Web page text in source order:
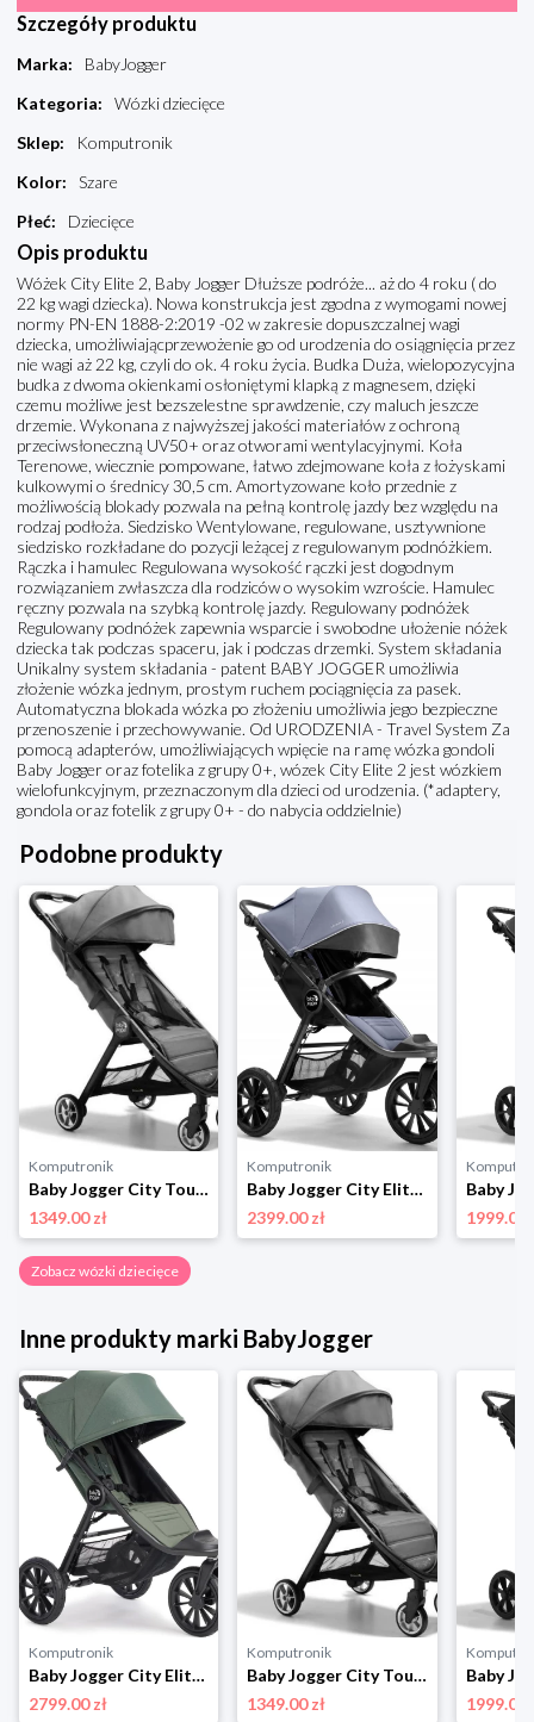
Szczegóły produktu
Marka:
BabyJogger
Kategoria:
Wózki dziecięce
Sklep:
Komputronik
Kolor:
Szare
Płeć: Dziecięce
Opis produktu
Wóżek City Elite 2, Baby Jogger Dłuższe podróże... aż do 4 roku ( do
22 kg wagi dziecka). Nowa konstrukcja jest zgodna z wymogami nowej
normy PN-EN 1888-2:2019 -02 w zakresie dopuszczalnej wagi
dziecka, umożliwiającprzewożenie go od urodzenia do osiągnięcia przez
nie wagi aż 22 kg, czyli do ok. 4 roku życia. Budka Duża, wielopozycyjna
budka z dwoma okienkami osłoniętymi klapką z magnesem, dzięki
czemu możliwe jest bezszelestne sprawdzenie, czy maluch jeszcze
drzemie. Wykonana z najwyższej jakości materiałów z ochroną
przeciwsłoneczną UV50+ oraz otworami wentylacyjnymi. Koła
Terenowe, wiecznie pompowane, łatwo zdejmowane koła z łożyskami
kulkowymi o średnicy 30,5 cm. Amortyzowane koło przednie z
możliwością blokady pozwala na pełną kontrolę jazdy bez względu na
rodzaj podłoża. Siedzisko Wentylowane, regulowane, usztywnione
siedzisko rozkładane do pozycji leżącej z regulowanym podnóżkiem.
Rączka i hamulec Regulowana wysokość rączki jest dogodnym
rozwiązaniem zwłaszcza dla rodziców o wysokim wzroście. Hamulec
ręczny pozwala na szybką kontrolę jazdy. Regulowany podnóżek
Regulowany podnóżek zapewnia wsparcie i swobodne ułożenie nóżek
dziecka tak podczas spaceru, jak i podczas drzemki. System składania
Unikalny system składania - patent BABY JOGGER umożliwia
złożenie wózka jednym, prostym ruchem pociągnięcia za pasek.
Automatyczna blokada wózka po złożeniu umożliwia jego bezpieczne
przenoszenie i przechowywanie. Od URODZENIA - Travel System Za
pomocą adapterów, umożliwiających wpięcie na ramę wózka gondoli
Baby Jogger oraz fotelika z grupy 0+, wózek City Elite 2 jest wózkiem
wielofunkcyjnym, przeznaczonym dla dzieci od urodzenia. (*adaptery,
gondola oraz fotelik z grupy 0+ - do nabycia oddzielnie)
Podobne produkty
Komputronik
Baby Jogger City Tour 2 Shadow Grey 470848 BabyJogger
1349.00 zł
Komputronik
Baby Jogger City Elite 2 Commuter 2176165 szary BabyJogger
2399.00 zł
1999.00
Zobacz wózki dziecięce
Inne produkty marki BabyJogger
Komputronik
Baby Jogger City Elite 2 493437 Briar Green BabyJogger
2799.00 zł
Komputronik
Baby Jogger City Tour 2 Shadow Grey 470848 BabyJogger
1349.00 zł
1999.00